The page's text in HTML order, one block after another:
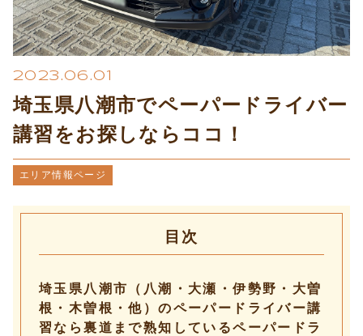
2023.06.01
埼玉県八潮市でペーパードライバー
講習をお探しならココ！
エリア情報ページ
目次
埼玉県八潮市（八潮・大瀬・伊勢野・大曽
根・木曽根・他）のペーパードライバー講
習なら裏道まで熟知しているペーパードラ